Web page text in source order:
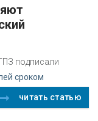
подписали
сроком
читать статью